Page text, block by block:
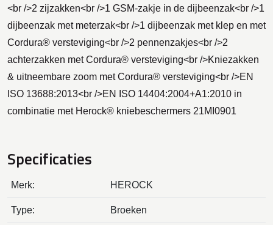
<br />2 zijzakken<br />1 GSM-zakje in de dijbeenzak<br />1
dijbeenzak met meterzak<br />1 dijbeenzak met klep en met
Cordura® versteviging<br />2 pennenzakjes<br />2
achterzakken met Cordura® versteviging<br />Kniezakken
& uitneembare zoom met Cordura® versteviging<br />EN
ISO 13688:2013<br />EN ISO 14404:2004+A1:2010 in
combinatie met Herock® kniebeschermers 21MI0901
Specificaties
Merk: HEROCK
Type: Broeken